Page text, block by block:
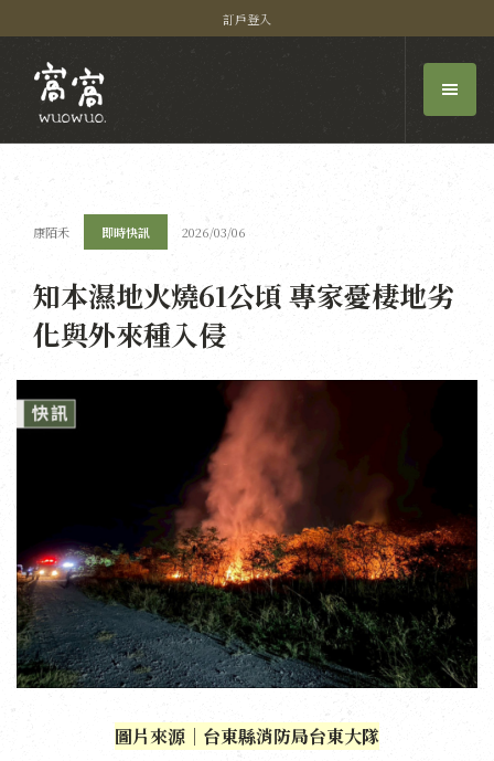
訂戶登入
康陌禾 即時快訊 2026/03/06
知本濕地火燒61公頃 專家憂棲地劣
化與外來種入侵
圖片來源｜台東縣消防局台東大隊